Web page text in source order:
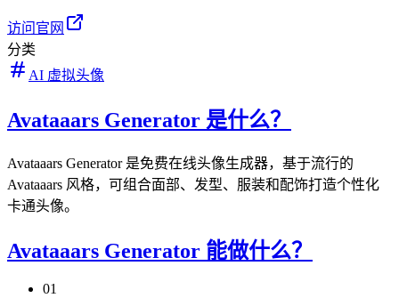
访问官网
分类
AI 虚拟头像
Avataaars Generator 是什么？
Avataaars Generator 是免费在线头像生成器，基于流行的
Avataaars 风格，可组合面部、发型、服装和配饰打造个性化
卡通头像。
Avataaars Generator 能做什么？
01